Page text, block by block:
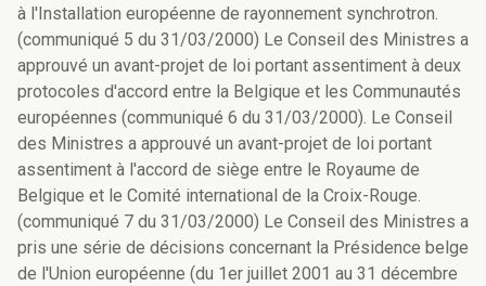
à l'Installation européenne de rayonnement synchrotron.
(communiqué 5 du 31/03/2000) Le Conseil des Ministres a
approuvé un avant-projet de loi portant assentiment à deux
protocoles d'accord entre la Belgique et les Communautés
européennes (communiqué 6 du 31/03/2000). Le Conseil
des Ministres a approuvé un avant-projet de loi portant
assentiment à l'accord de siège entre le Royaume de
Belgique et le Comité international de la Croix-Rouge.
(communiqué 7 du 31/03/2000) Le Conseil des Ministres a
pris une série de décisions concernant la Présidence belge
de l'Union européenne (du 1er juillet 2001 au 31 décembre